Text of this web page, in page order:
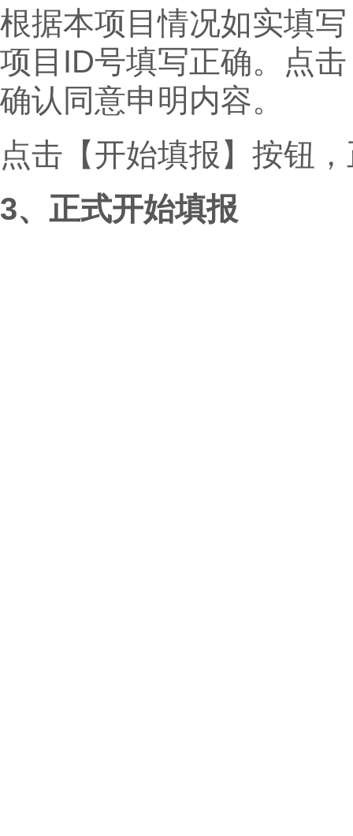
根据本项目情况如实填
项目ID号填写正确。点
确认同意申明内容。
点击【开始填报】按钮
3、正式开始填报